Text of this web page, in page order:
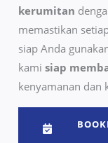
kerumitan
memastikan
siap Anda
kamisiap
kenyamanan dan